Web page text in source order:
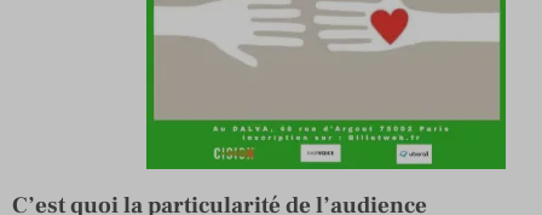
C’est quoi la particularité de l’audience